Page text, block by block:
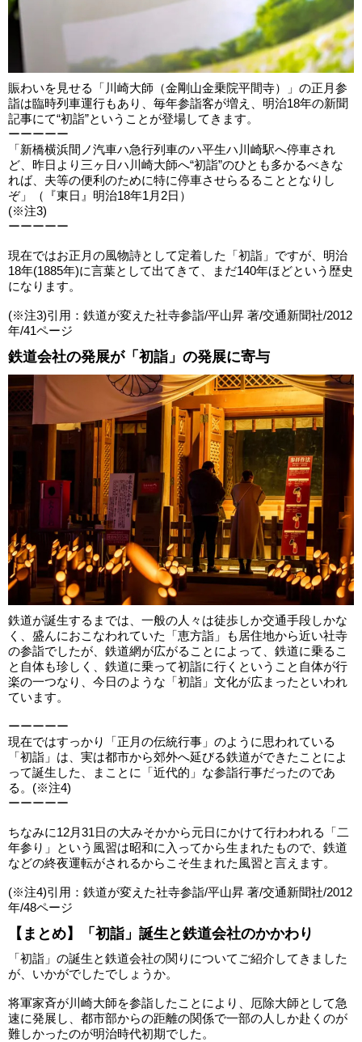
賑わいを見せる「川崎大師（金剛山金乗院平間寺）」の正月参
詣は臨時列車運行もあり、毎年参詣客が増え、明治18年の新聞
記事にて“初詣”ということが登場してきます。
ーーーーー
「新橋横浜間ノ汽車ハ急行列車のハ平生ハ川崎駅へ停車され
ど、昨日より三ヶ日ハ川崎大師へ“初詣”のひとも多かるべきな
れば、夫等の便利のために特に停車させらるることとなりし
ぞ」（『東日』明治18年1月2日）
(※注3)
ーーーーー
現在ではお正月の風物詩として定着した「初詣」ですが、明治
18年(1885年)に言葉として出てきて、まだ140年ほどという歴史
になります。
(※注3)引用：鉄道が変えた社寺参詣/平山昇 著/交通新聞社/2012
年/41ページ
鉄道会社の発展が「初詣」の発展に寄与
鉄道が誕生するまでは、一般の人々は徒歩しか交通手段しかな
く、盛んにおこなわれていた「恵方詣」も居住地から近い社寺
の参詣でしたが、鉄道網が広がることによって、鉄道に乗るこ
と自体も珍しく、鉄道に乗って初詣に行くということ自体が行
楽の一つなり、今日のような「初詣」文化が広まったといわれ
ています。
ーーーーー
現在ではすっかり「正月の伝統行事」のように思われている
「初詣」は、実は都市から郊外へ延びる鉄道ができたことによ
って誕生した、まことに「近代的」な参詣行事だったのであ
る。(※注4)
ーーーーー
ちなみに12月31日の大みそかから元日にかけて行わわれる「二
年参り」という風習は昭和に入ってから生まれたもので、鉄道
などの終夜運転がされるからこそ生まれた風習と言えます。
(※注4)引用：鉄道が変えた社寺参詣/平山昇 著/交通新聞社/2012
年/48ページ
【まとめ】「初詣」誕生と鉄道会社のかかわり
「初詣」の誕生と鉄道会社の関りについてご紹介してきました
が、いかがでしたでしょうか。
将軍家斉が川崎大師を参詣したことにより、厄除大師として急
速に発展し、都市部からの距離の関係で一部の人しか赴くのが
難しかったのが明治時代初期でした。